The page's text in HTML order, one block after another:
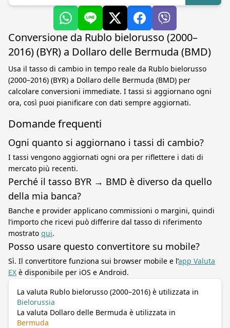
Conversione da Rublo bielorusso (2000–
2016) (BYR) a Dollaro delle Bermuda (BMD)
Usa il tasso di cambio in tempo reale da Rublo bielorusso
(2000–2016) (BYR) a Dollaro delle Bermuda (BMD) per
calcolare conversioni immediate. I tassi si aggiornano ogni
ora, così puoi pianificare con dati sempre aggiornati.
Domande frequenti
Ogni quanto si aggiornano i tassi di cambio?
I tassi vengono aggiornati ogni ora per riflettere i dati di
mercato più recenti.
Perché il tasso BYR → BMD è diverso da quello
della mia banca?
Banche e provider applicano commissioni o margini, quindi
l’importo che ricevi può differire dal tasso di riferimento
mostrato qui.
Posso usare questo convertitore su mobile?
Sì. Il convertitore funziona sui browser mobile e l’app Valuta
EX è disponibile per iOS e Android.
La valuta Rublo bielorusso (2000–2016) è utilizzata in
Bielorussia
La valuta Dollaro delle Bermuda è utilizzata in
Bermuda